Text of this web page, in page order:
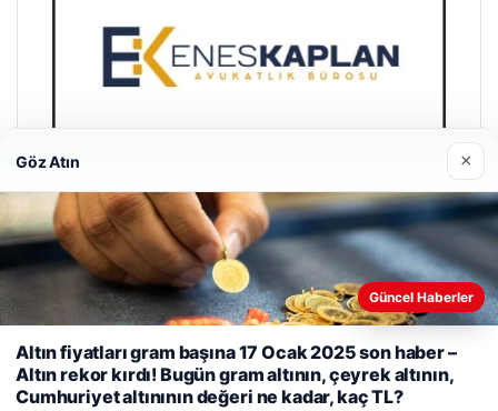
Enes Kaplan Avukatlık Bürosu
28/04/2026
Web sitemizi nasıl kullandığınızı daha iyi anlayabilmek,
deneyiminizi kişiselleştirmek ve geliştirmek amacıyla çerezler
kullanıyoruz.Çerez Politikamız
Göz Atın ×
Güncel Haberler
Altın fiyatları gram başına 17 Ocak 2025 son haber –
Altın rekor kırdı! Bugün gram altının, çeyrek altının,
Cumhuriyet altınının değeri ne kadar, kaç TL?